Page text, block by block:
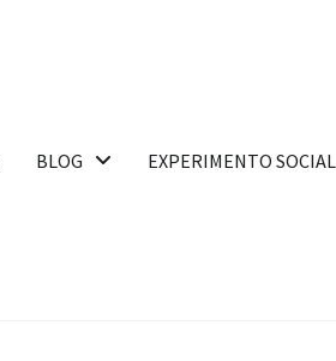
BLOG EXPERIMENTO SOCIAL